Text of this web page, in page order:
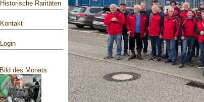
Historische Raritäten
Kontakt
Login
Bild des Monats